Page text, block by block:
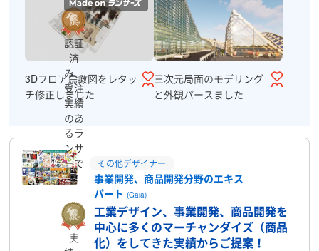
3Dフロア鳥瞰図をレタッ
チ修正しました
三次元局面のモデリング
と外観パースました
認証
済
み、
受注
実績
のあ
るラ
ンサ
ーで
す
その他デザイナー
事業開発、商品開発分野のエキス
パート(Gaia)
工業デザイン、事業開発、商品開発を
中心に多くのマーチャンダイズ（商品
化）をしてきた実績からご提案！
実